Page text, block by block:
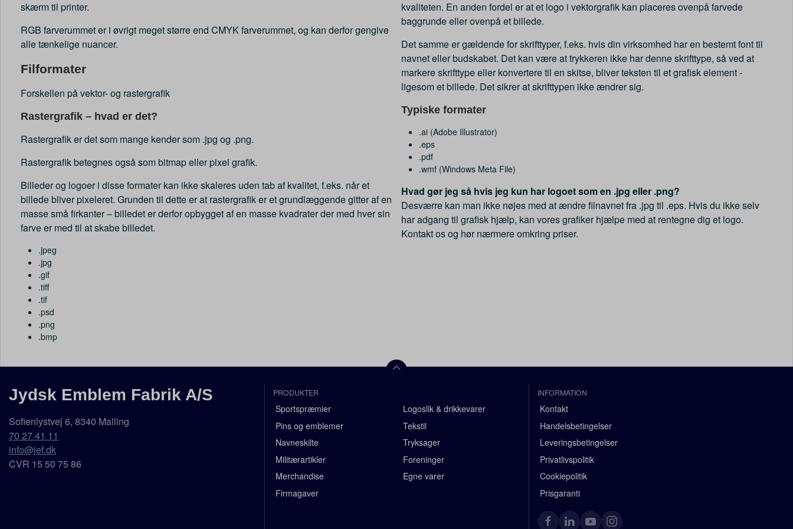
skærm til printer.
RGB farverummet er i øvrigt meget større end CMYK farverummet, og kan derfor gengive
alle tænkelige nuancer.
Filformater
Forskellen på vektor- og rastergrafik
Rastergrafik – hvad er det?
Rastergrafik er det som mange kender som .jpg og .png.
Rastergrafik betegnes også som bitmap eller pixel grafik.
Billeder og logoer i disse formater kan ikke skaleres uden tab af kvalitet, f.eks. når et
billede bliver pixeleret. Grunden til dette er at rastergrafik er et grundlæggende gitter af en
masse små firkanter – billedet er derfor opbygget af en masse kvadrater der med hver sin
farve er med til at skabe billedet.
.jpeg
.jpg
.gif
.tiff
.tif
.psd
.png
.bmp
kvaliteten. En anden fordel er at et logo i vektorgrafik kan placeres ovenpå farvede
baggrunde eller ovenpå et billede.
Det samme er gældende for skrifttyper, f.eks. hvis din virksomhed har en bestemt font til
navnet eller budskabet. Det kan være at trykkeren ikke har denne skrifttype, så ved at
markere skrifttype eller konvertere til en skitse, bliver teksten til et grafisk element -
ligesom et billede. Det sikrer at skrifttypen ikke ændrer sig.
Typiske formater
.ai (Adobe Illustrator)
.eps
.pdf
.wmf (Windows Meta File)
Hvad gør jeg så hvis jeg kun har logoet som en .jpg eller .png?
Desværre kan man ikke nøjes med at ændre filnavnet fra .jpg til .eps. Hvis du ikke selv
har adgang til grafisk hjælp, kan vores grafiker hjælpe med at rentegne dig et logo.
Kontakt os og hør nærmere omkring priser.
Jydsk Emblem Fabrik A/S
Sofienlystvej 6, 8340 Malling
70 27 41 11
info@jef.dk
CVR 15 50 75 86
PRODUKTER
Sportspræmier
Pins og emblemer
Navneskilte
Militærartikler
Merchandise
Firmagaver
Logoslik & drikkevarer
Tekstil
Tryksager
Foreninger
Egne varer
INFORMATION
Kontakt
Handelsbetingelser
Leveringsbetingelser
Privatlivspolitik
Cookiepolitik
Prisgaranti